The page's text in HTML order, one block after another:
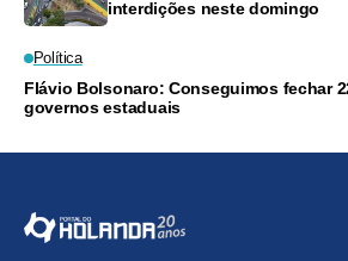
interdições neste domingo
Política
Flávio Bolsonaro: Conseguimos fechar
governos estaduais